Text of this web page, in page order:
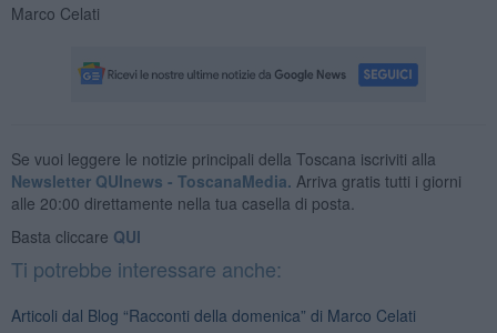
Marco Celati
Se vuoi leggere le notizie principali della Toscana iscriviti alla
Newsletter QUInews - ToscanaMedia. Arriva gratis tutti i giorni
alle 20:00 direttamente nella tua casella di posta.
Basta cliccare QUI
Ti potrebbe interessare anche:
Articoli dal Blog “Racconti della domenica” di Marco Celati